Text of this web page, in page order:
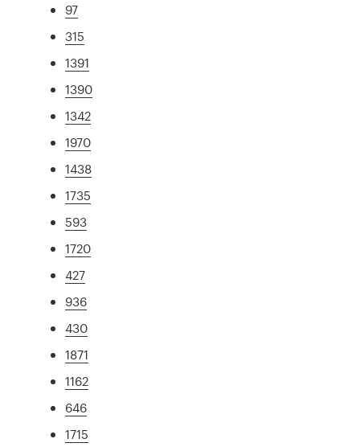
97
315
1391
1390
1342
1970
1438
1735
593
1720
427
936
430
1871
1162
646
1715